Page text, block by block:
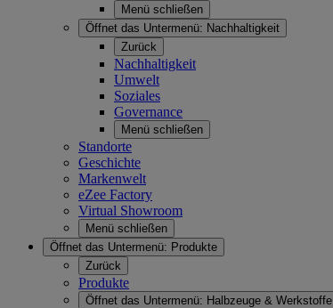
Menü schließen
Öffnet das Untermenü: Nachhaltigkeit
Zurück
Nachhaltigkeit
Umwelt
Soziales
Governance
Menü schließen
Standorte
Geschichte
Markenwelt
eZee Factory
Virtual Showroom
Menü schließen
Öffnet das Untermenü: Produkte
Zurück
Produkte
Öffnet das Untermenü: Halbzeuge & Werkstoffe